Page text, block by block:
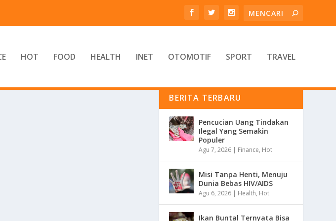
HOT FOOD HEALTH INET OTOMOTIF SPORT TRAVEL
BERITA TERBARU
Pencucian Uang Tindakan
Ilegal Yang Semakin
Populer
Agu 7, 2026 | Finance, Hot
Misi Tanpa Henti, Menuju
Dunia Bebas HIV/AIDS
Agu 6, 2026 | Health, Hot
Ikan Buntal Ternyata Bisa